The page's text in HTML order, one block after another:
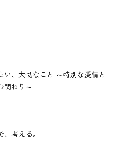
い、大切なこと ～特別な愛情と
関わり～
考える。